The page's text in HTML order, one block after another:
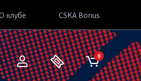
клубе CSKA Bonus
0